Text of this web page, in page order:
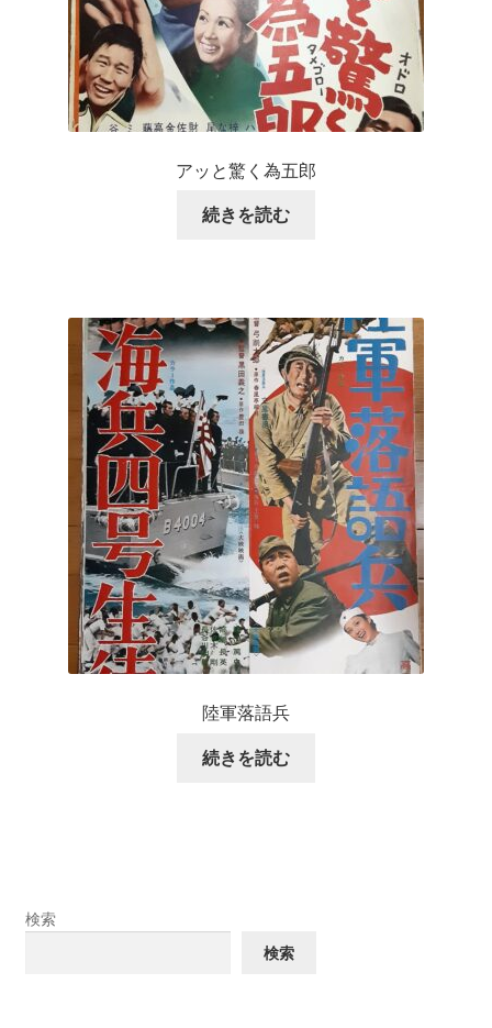
アッと驚く為五郎
続きを読む
陸軍落語兵
続きを読む
検索
検索